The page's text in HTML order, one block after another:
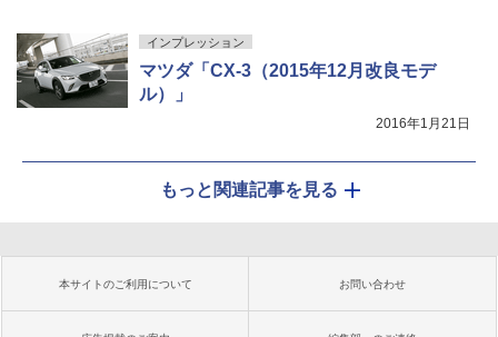
インプレッション
マツダ「CX-3（2015年12月改良モデ
ル）」
2016年1月21日
もっと関連記事を見る
本サイトのご利用について お問い合わせ